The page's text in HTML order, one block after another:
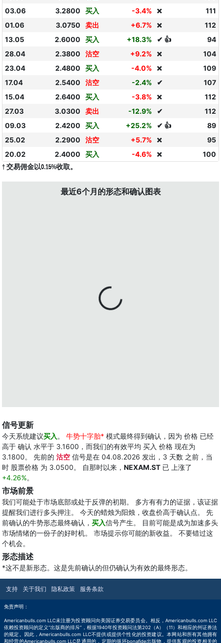
03.06
3.2800 买入 -3.4% ❌
111
01.06
3.0750 卖出 +6.7% ❌
112
13.05
2.6000 买入 +18.3% ✔ 👍
94
28.04
2.3800 沽空 +9.2% ❌
104
23.04
2.4800 买入 -4.0% ❌
109
17.04
2.5400 沽空 -2.4% ✔
107
15.04
2.6400 买入 -3.8% ❌
112
27.03
3.0300 卖出 -12.9% ✔
112
09.03
2.4200 买入 +25.2% ✔ 👍
89
25.02
2.2900 沽空 +5.7% ❌
95
20.02
2.4000 买入 -4.6% ❌ 100
† 交易佣金以0.15%收取。
最近6个月的形态和确认图表
信号更新
今天系统建议买入 。 牛势十字胎* 模式最终得到确认，因为 价格 已经
高于 确认 水平于 3.1600，而我们的有效平均 买入 价格 现在为
3.1800。 先前的 沽空 信号是在 04.08.2026 发出，3 天数 之前，当
时 股票价格 为 3.0500。 自那时以来， NEXAM.ST 已 上涨了
+4.26%。
市场前景
我们可能处于市场底部或处于反弹的初期。 多方有有力的证据，该证据
提醒我们进行多头押注。 今天的蜡烛为阳烛，收盘价高于确认点。 先
前确认的牛势形态最终确认， 买入信号产生。 目前可能是成为加速多头
市场情绪的一份子的好时机。 市场提示你可能的新收益。 不要错过这
个机会。
形态描述
*这不是新形态。这是先前确认的但仍确认为有效的最终形态。
支持 关于我们 隐私政策 服务条款
免责声明：
Americanbulls.com LLC未注册为投资顾问向美国证券交易委员会。相反，Americanbulls.com LLC
依赖投资顾问的定义“出版商的排斥”，根据1940年投资顾问法第202（A）（11）和相应的州证券法
的规定。因此，Americanbulls.com LLC不提供或提供个性化的投资建议。本网站和所有其他拥有
和经营的Americanbulls.com LLC是通用的，定期的循环bonafide出版物，提供客观的投资相关的